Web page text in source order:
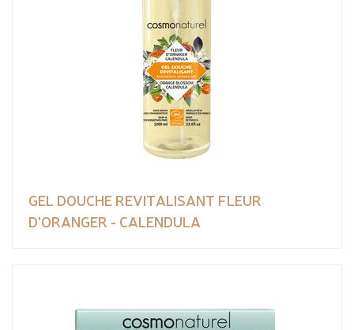
GEL DOUCHE REVITALISANT FLEUR
D'ORANGER - CALENDULA